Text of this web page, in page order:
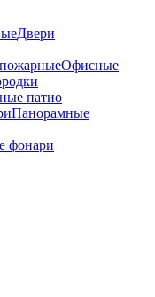
Двери
Офисные
патио
Панорамные
фонари